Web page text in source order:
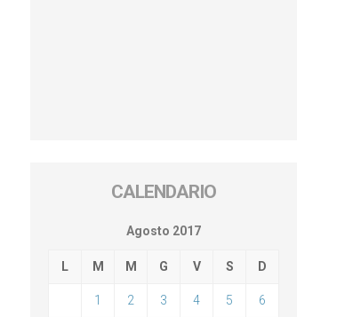
CALENDARIO
Agosto 2017
L M M G V S D
1 2 3 4 5 6